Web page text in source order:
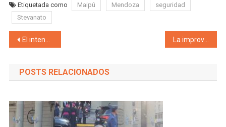
Etiquetada como Maipú Mendoza
seguridad
Stevanato
Navegación de entradas
El intendente Diego Costarelli junto al gobernador Alfredo Cornejo recorrieron los avances de las obras público – privadas que se están realizando en la ex champañera Arizu, que se potencia como un nuevo polo comercial y turístico
POSTS RELACIONADOS